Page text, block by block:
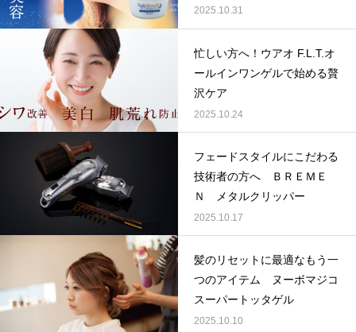
ングパッククリーム
2025.10.31
忙しい方へ！ウアオ F.L.T.オ
ールインワンゲルで始める贅
沢ケア
2025.10.24
フェードスタイルにこだわる
技術者の方へ ＢＲＥＭＥ
Ｎ メタルクリッパー
2025.10.17
髪のリセットに最適なもう一
つのアイテム ヌーボマジコ
スーパートッタゲル
2025.10.10